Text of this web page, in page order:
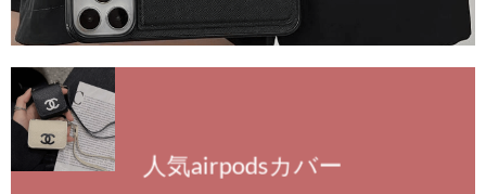
人気airpodsカバー